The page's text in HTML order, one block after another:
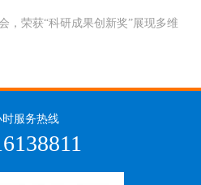
，荣获“科研成果创新奖”展现多维
时服务热线